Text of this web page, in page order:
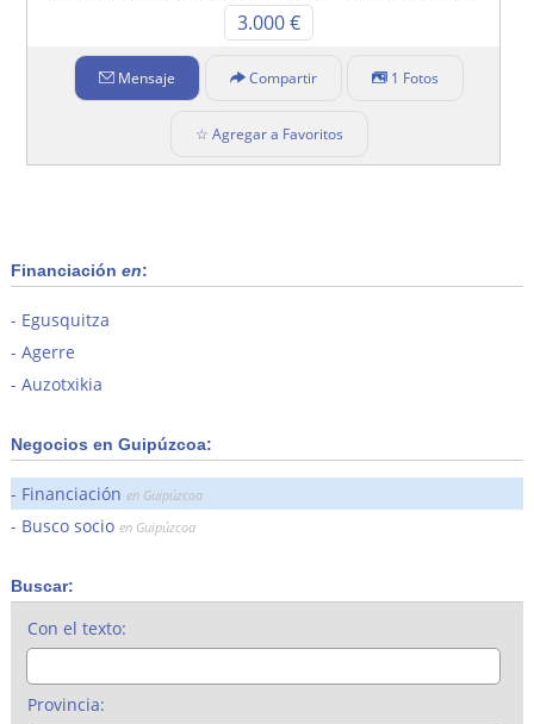
3.000 €
Mensaje Compartir 1 Fotos
☆ Agregar a Favoritos
Financiación en:
Egusquitza
Agerre
Auzotxikia
Negocios en Guipúzcoa:
Financiación en Guipúzcoa
Busco socio en Guipúzcoa
Buscar:
Con el texto:
Provincia: